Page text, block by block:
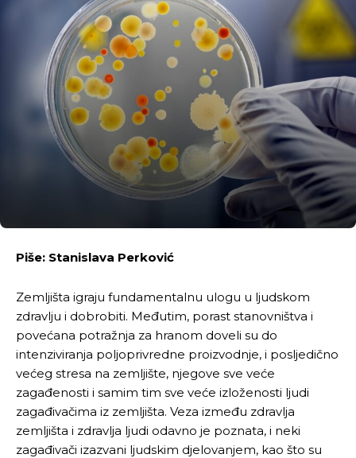
Piše: Stanislava Perković
Zemljišta igraju fundamentalnu ulogu u ljudskom
zdravlju i dobrobiti. Međutim, porast stanovništva i
povećana potražnja za hranom doveli su do
intenziviranja poljoprivredne proizvodnje, i posljedično
većeg stresa na zemljište, njegove sve veće
zagađenosti i samim tim sve veće izloženosti ljudi
zagađivačima iz zemljišta. Veza između zdravlja
zemljišta i zdravlja ljudi odavno je poznata, i neki
zagađivači izazvani ljudskim djelovanjem, kao što su